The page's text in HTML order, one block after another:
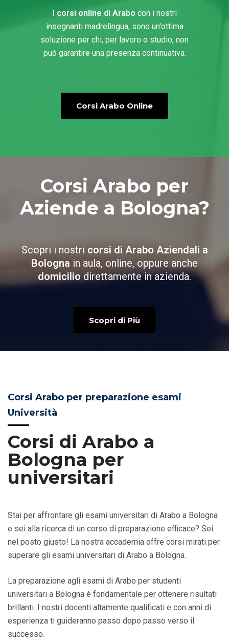
I corsi online di Arabo con i nostri
insegnanti madrelingua, sono un'ottima
soluzione per chi, per lavoro o studio, non
può garantire una presenza continuativa.
Corsi Arabo Online
Corsi Arabo per
Aziende a Bologna?
Scopri i nostri corsi di Arabo Aziendali a
Bologna in aula, online, oppure anche
domiciliodirettamente in azienda.
Scopri di Più
Corsi di Arabo a
Bologna per
universitari
Corsi Arabo per preparazione esami
Università
Stai per affrontare gli esami universitari di Arabo a Bologna
e sei alla ricerca di un corso di preparazione efficace? Sei
nel posto giusto! La nostra accademia offre corsi mirati per
superare gli esami universitari di Arabo a Bologna.
La preparazione agli esami di Arabo per studenti
universitari a Bologna è fondamentale per ottenere risultati
brillanti. I nostri docenti altamente qualificati e con anni di
esperienza ti guideranno passo dopo passo verso il
successo.